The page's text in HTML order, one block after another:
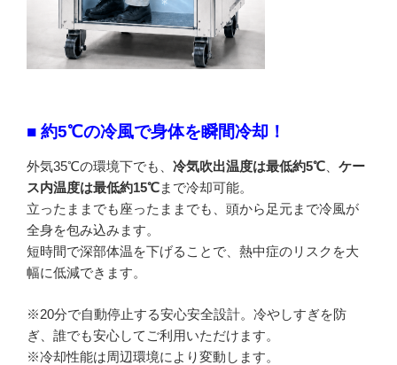
■ 約5℃の冷風で身体を瞬間冷却！
外気35℃の環境下でも、 冷気吹出温度は最低約5℃
ケー
ス内温度は最低約15℃まで冷却可能。
立ったままでも座ったままでも、頭から足元まで冷風が
全身を包み込みます。
短時間で深部体温を下げることで、熱中症のリスクを大
幅に低減できます。
※20分で自動停止する安心安全設計。冷やしすぎを防
ぎ、誰でも安心してご利用いただけます。
※冷却性能は周辺環境により変動します。